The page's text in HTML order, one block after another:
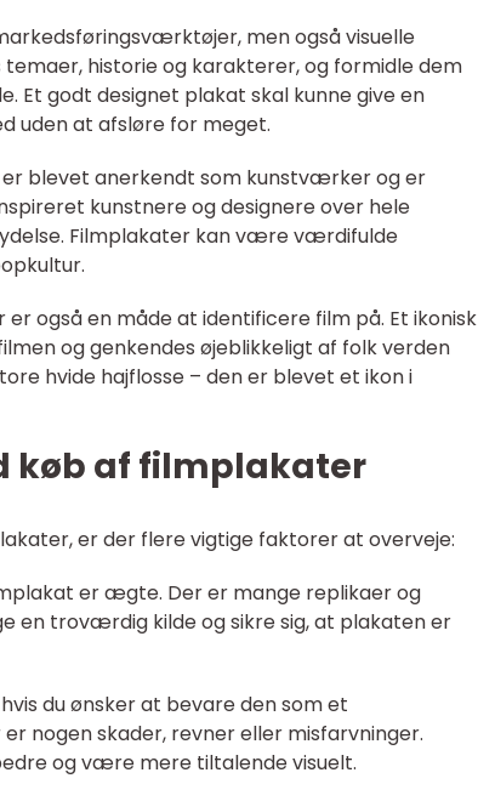
men også visuelle
historie og karakterer, og formidle dem
Et godt designet plakat skal kunne give en
uden at afsløre for meget.
blevet anerkendt som kunstværker og er
kunstnere og designere over hele
Filmplakater kan være værdifulde
også en måde at identificere film på. Et ikonisk
og genkendes øjeblikkeligt af folk verden
hvide hajflosse – den er blevet et ikon i
køb af filmplakater
er der flere vigtige faktorer at overveje:
er ægte. Der er mange replikaer og
en troværdig kilde og sikre sig, at plakaten er
du ønsker at bevare den som et
nogen skader, revner eller misfarvninger.
og være mere tiltalende visuelt.